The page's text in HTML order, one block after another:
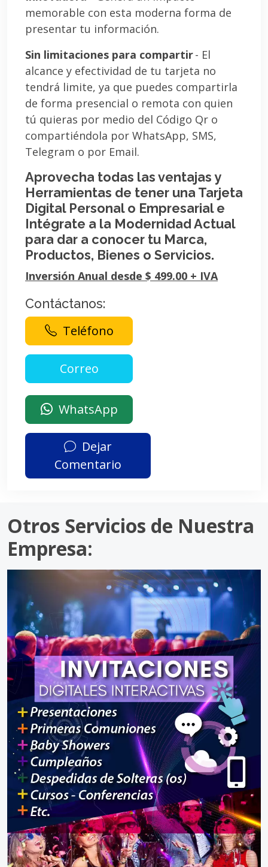
memorable con esta moderna forma de
presentar tu información.
Sin limitaciones para compartir- El
alcance y efectividad de tu tarjeta no
tendrá limite, ya que puedes compartirla
de forma presencial o remota con quien
tú quieras por medio del Código Qr o
compartiéndola por WhatsApp, SMS,
Telegram o por Email.
Aprovecha todas las ventajas y
Herramientas de tener una Tarjeta
Digital Personal o Empresarial e
Intégrate a la Modernidad Actual
para dar a conocer tu Marca,
Productos, Bienes o Servicios.
Inversión Anual desde $ 499.00 + IVA
Contáctanos:
Teléfono
WhatsApp
Dejar
Comentario
Otros Servicios de Nuestra
Empresa: